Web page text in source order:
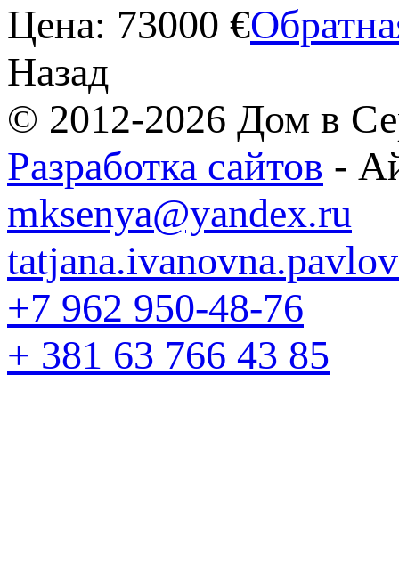
Цена: 73000 €
Назад
© 2012-2026 Дом в
Разработка сайтов -
mksenya@yandex.ru
+7 962 950-48-76
+ 381 63 766 43 85